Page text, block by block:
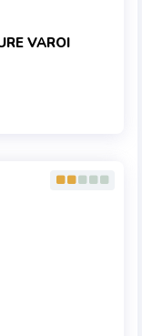
VAROI